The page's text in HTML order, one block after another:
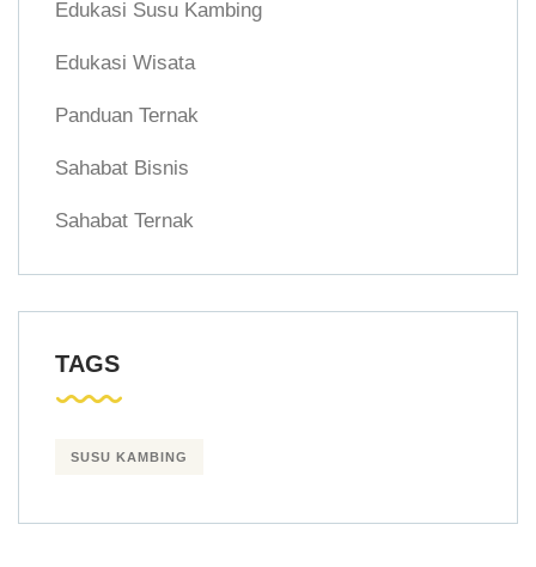
Edukasi Susu Kambing
Edukasi Wisata
Panduan Ternak
Sahabat Bisnis
Sahabat Ternak
TAGS
SUSU KAMBING